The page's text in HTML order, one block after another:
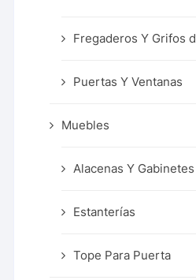
Fregaderos Y Grifos
Puertas Y Ventanas
Muebles
Alacenas Y Gabinetes
Estanterías
Tope Para Puerta